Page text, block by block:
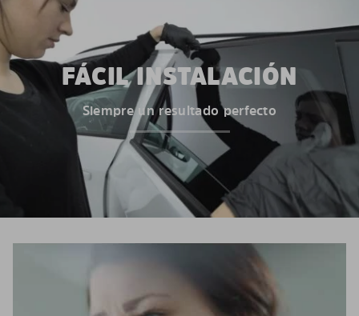
FÁCIL INSTALACIÓN
Siempre un resultado perfecto